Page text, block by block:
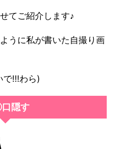
てご紹介します♪
うに私が書いた自撮り画
で!!!わら)
隠す